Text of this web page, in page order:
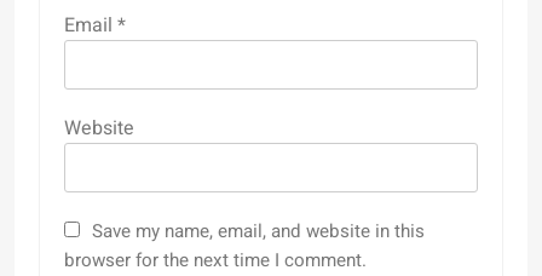
Email *
Website
Save my name, email, and website in this
browser for the next time I comment.